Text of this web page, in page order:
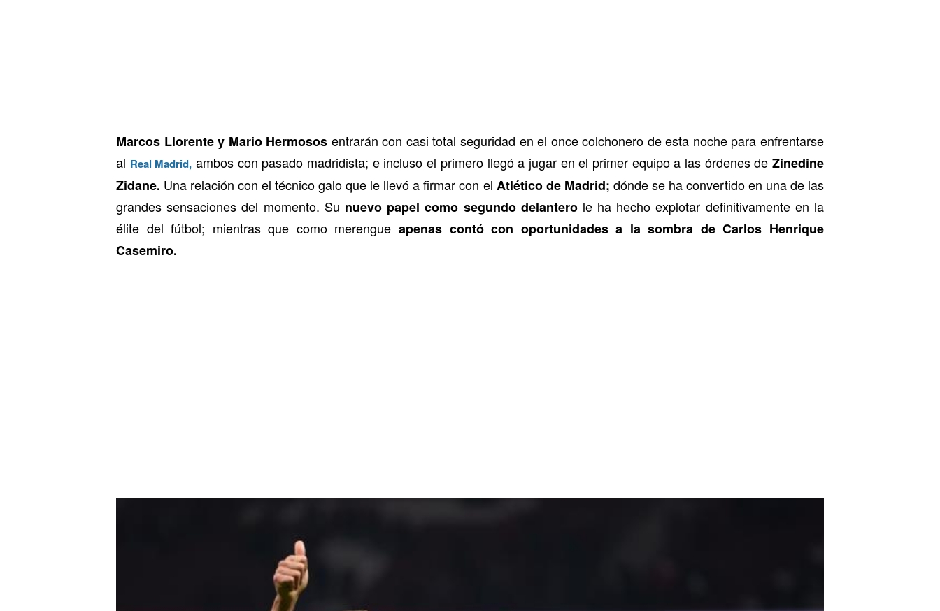
Marcos Llorente y Mario Hermosos entrarán con casi total seguridad en el once colchonero de esta noche para enfrentarse
al Real Madrid, ambos con pasado madridista; e incluso el primero llegó a jugar en el primer equipo a las órdenes deZinedine
Zidane. Una relación con el técnico galo que le llevó a firmar con el Atlético de Madrid; dónde se ha convertido en una de las
grandes sensaciones del momento. Su nuevo papel como segundo delanterole ha hecho explotar definitivamente en la
élite del fútbol; mientras que como merengue apenas contó con oportunidades a la sombra de Carlos Henrique
Casemiro.